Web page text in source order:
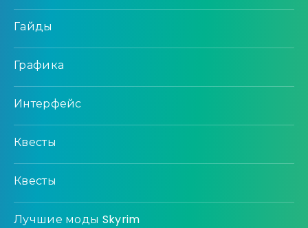
Гайды
Графика
Интерфейс
Квесты
Квесты
Лучшие моды Skyrim